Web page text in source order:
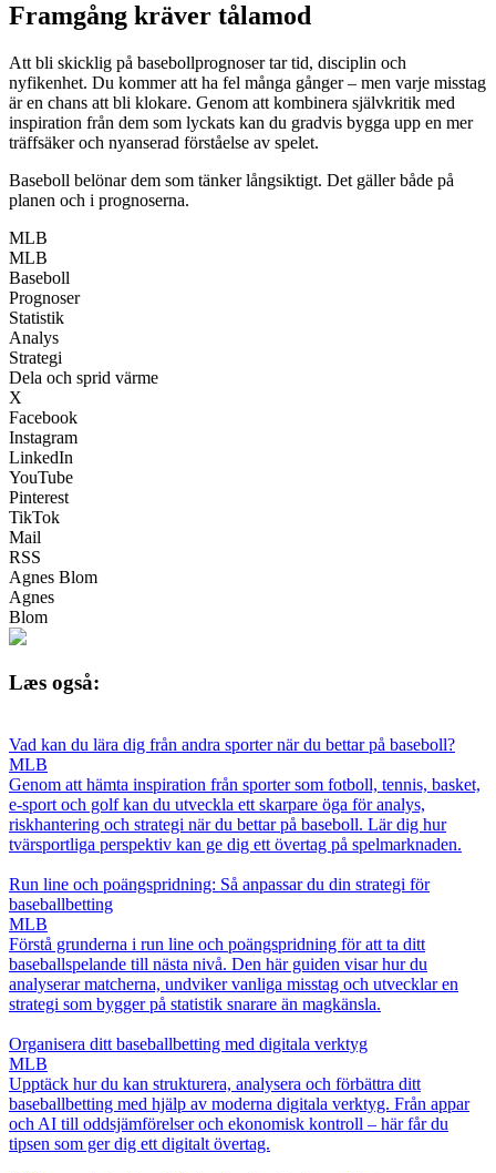
Framgång kräver tålamod
Att bli skicklig på basebollprognoser tar tid, disciplin och
nyfikenhet. Du kommer att ha fel många gånger – men varje misstag
är en chans att bli klokare. Genom att kombinera självkritik med
inspiration från dem som lyckats kan du gradvis bygga upp en mer
träffsäker och nyanserad förståelse av spelet.
Baseboll belönar dem som tänker långsiktigt. Det gäller både på
planen och i prognoserna.
MLB
MLB
Baseboll
Prognoser
Statistik
Analys
Strategi
Dela och sprid värme
X
Facebook
Instagram
LinkedIn
YouTube
Pinterest
TikTok
Mail
RSS
Agnes Blom
Agnes
Blom
Læs også:
Vad kan du lära dig från andra sporter när du bettar på baseboll?
MLB
Genom att hämta inspiration från sporter som fotboll, tennis, basket,
e-sport och golf kan du utveckla ett skarpare öga för analys,
riskhantering och strategi när du bettar på baseboll. Lär dig hur
tvärsportliga perspektiv kan ge dig ett övertag på spelmarknaden.
Run line och poängspridning: Så anpassar du din strategi för
baseballbetting
MLB
Förstå grunderna i run line och poängspridning för att ta ditt
baseballspelande till nästa nivå. Den här guiden visar hur du
analyserar matcherna, undviker vanliga misstag och utvecklar en
strategi som bygger på statistik snarare än magkänsla.
Organisera ditt baseballbetting med digitala verktyg
MLB
Upptäck hur du kan strukturera, analysera och förbättra ditt
baseballbetting med hjälp av moderna digitala verktyg. Från appar
och AI till oddsjämförelser och ekonomisk kontroll – här får du
tipsen som ger dig ett digitalt övertag.